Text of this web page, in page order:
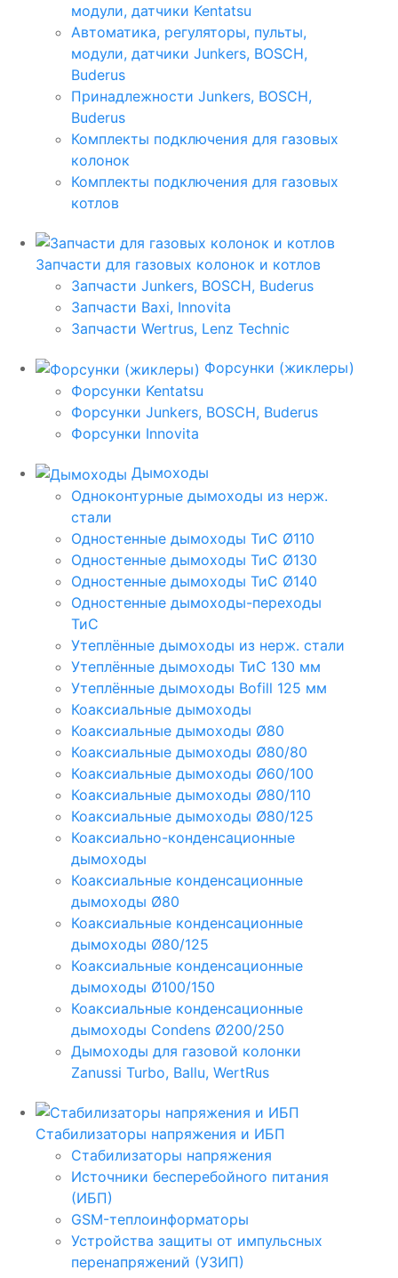
модули, датчики Kentatsu
Автоматика, регуляторы, пульты,
модули, датчики Junkers, BOSCH,
Buderus
Принадлежности Junkers, BOSCH,
Buderus
Комплекты подключения для газовых
колонок
Комплекты подключения для газовых
котлов
Запчасти для газовых колонок и котлов
Запчасти Junkers, BOSCH, Buderus
Запчасти Baxi, Innovita
Запчасти Wertrus, Lenz Technic
Форсунки (жиклеры)
Форсунки Kentatsu
Форсунки Junkers, BOSCH, Buderus
Форсунки Innovita
Дымоходы
Одноконтурные дымоходы из нерж.
стали
Одностенные дымоходы ТиС Ø110
Одностенные дымоходы ТиС Ø130
Одностенные дымоходы ТиС Ø140
Одностенные дымоходы-переходы
ТиС
Утеплённые дымоходы из нерж. стали
Утеплённые дымоходы ТиС 130 мм
Утеплённые дымоходы Bofill 125 мм
Коаксиальные дымоходы
Коаксиальные дымоходы Ø80
Коаксиальные дымоходы Ø80/80
Коаксиальные дымоходы Ø60/100
Коаксиальные дымоходы Ø80/110
Коаксиальные дымоходы Ø80/125
Коаксиально-конденсационные
дымоходы
Коаксиальные конденсационные
дымоходы Ø80
Коаксиальные конденсационные
дымоходы Ø80/125
Коаксиальные конденсационные
дымоходы Ø100/150
Коаксиальные конденсационные
дымоходы Condens Ø200/250
Дымоходы для газовой колонки
Zanussi Turbo, Ballu, WertRus
Стабилизаторы напряжения и ИБП
Стабилизаторы напряжения
Источники бесперебойного питания
(ИБП)
GSM-теплоинформаторы
Устройства защиты от импульсных
перенапряжений (УЗИП)